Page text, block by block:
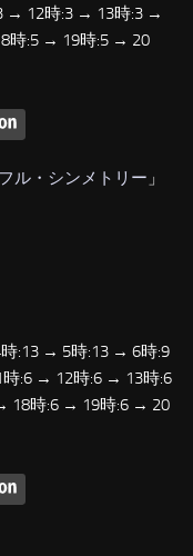
→ 12時:3 → 13時:3 →
時:5 → 19時:5 → 20
ル・シンメトリー 」
:13 → 5時:13 → 6時:9
:6 → 12時:6 → 13時:6
18時:6 → 19時:6 → 20